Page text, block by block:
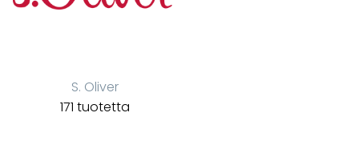
S. Oliver
171 tuotetta